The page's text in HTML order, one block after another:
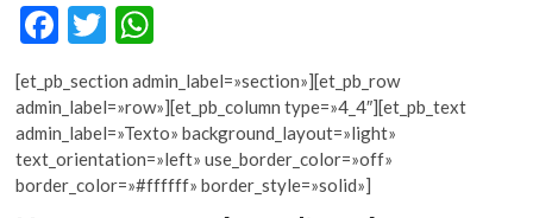
F
e
b
o
T
w
itt
er
h
at
s
A
[et_pb_section admin_label=»section»][et_pb_row
admin_label=»row»][et_pb_column type=»4_4″][et_pb_text
admin_label=»Texto» background_layout=»light»
text_orientation=»left» use_border_color=»off»
border_color=»#ffffff» border_style=»solid»]